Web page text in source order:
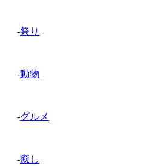
-祭り
-動物
-グルメ
-癒し